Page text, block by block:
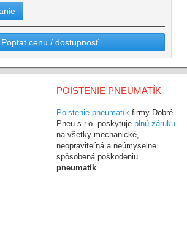
Poptat cenu / dostupnosť
POISTENIE PNEUMATÍK
Poistenie pneumatík firmy Dobré
Pneu s.r.o. poskytuje plnú záruku
na všetky mechanické,
neopraviteľná a neúmyselne
spôsobená poškodeniu
pneumatík